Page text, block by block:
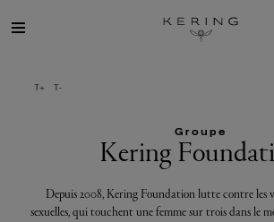
Foundation
MAISONS
TALENT
Groupe
Kering
Depuis 2008, Kering Foundation lutte contre les
sexuelles, qui touchent une femme sur trois dans le